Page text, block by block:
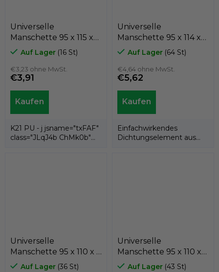
Universelle
Manschette 95 x 115 x
12 K21-095/2 PU ,
Auf Lager (16 St)
€3,23 ohne MwSt.
€3,91
K21 PU - j jsname="txFAF"
class="JLqJ4b ChMk0b"
Universelle
Manschette 95 x 114 x
15 DRPU 95ShA NBR,
PN 029269.3
Auf Lager (64 St)
€4,64 ohne MwSt.
€5,62
Einfachwirkendes
Dichtungselement aus
Universelle
Manschette 95 x 110 x 9
K21-095/6 PU , Kastas
Auf Lager (36 St)
Universelle
Manschette 95 x 110 x
12 TTU
Auf Lager (43 St)